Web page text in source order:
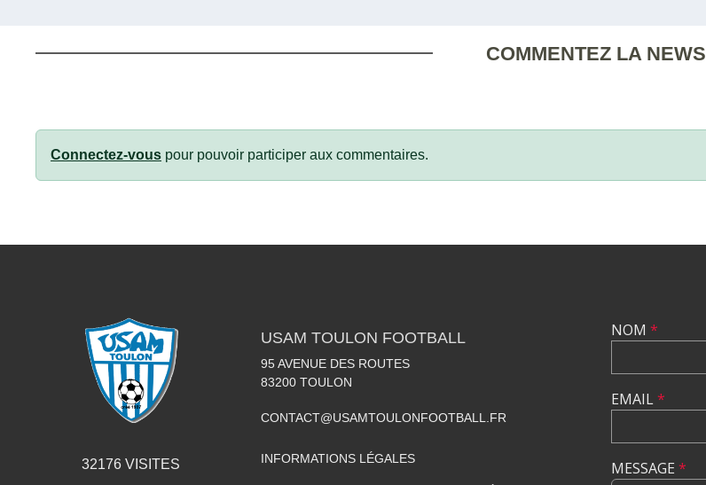
COMMENTEZ LA NEWS
Connectez-vous pour pouvoir participer aux commentaires.
32176VISITES
USAM TOULON FOOTBALL
95 AVENUE DES ROUTES
83200 TOULON
CONTACT@USAMTOULONFOOTBALL.FR
INFORMATIONS LÉGALES
NOM *
EMAIL*
MESSAGE *